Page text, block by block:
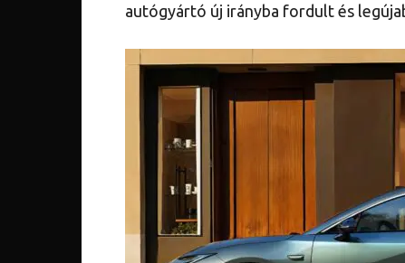
autógyártó új irányba fordult és